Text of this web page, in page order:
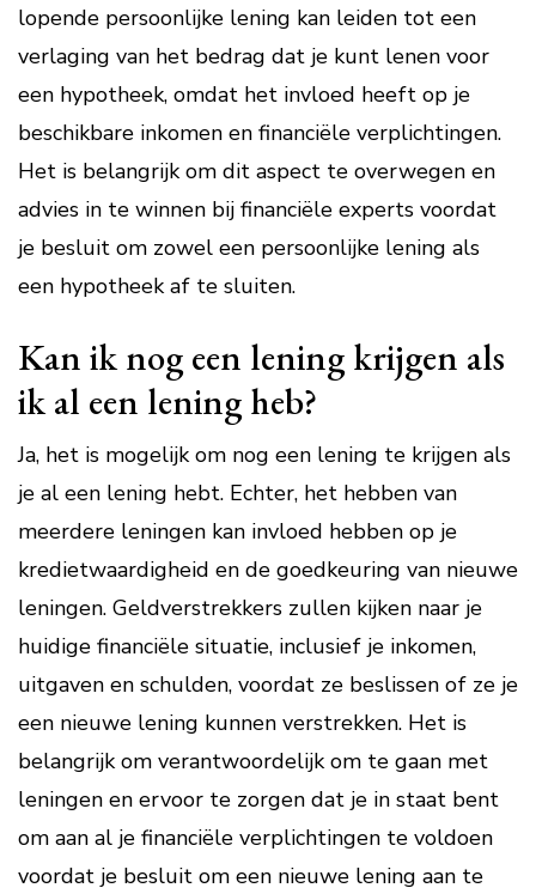
lopende persoonlijke lening kan leiden tot een
verlaging van het bedrag dat je kunt lenen voor
een hypotheek, omdat het invloed heeft op je
beschikbare inkomen en financiële verplichtingen.
Het is belangrijk om dit aspect te overwegen en
advies in te winnen bij financiële experts voordat
je besluit om zowel een persoonlijke lening als
een hypotheek af te sluiten.
Kan ik nog een lening krijgen als
ik al een lening heb?
Ja, het is mogelijk om nog een lening te krijgen als
je al een lening hebt. Echter, het hebben van
meerdere leningen kan invloed hebben op je
kredietwaardigheid en de goedkeuring van nieuwe
leningen. Geldverstrekkers zullen kijken naar je
huidige financiële situatie, inclusief je inkomen,
uitgaven en schulden, voordat ze beslissen of ze je
een nieuwe lening kunnen verstrekken. Het is
belangrijk om verantwoordelijk om te gaan met
leningen en ervoor te zorgen dat je in staat bent
om aan al je financiële verplichtingen te voldoen
voordat je besluit om een nieuwe lening aan te